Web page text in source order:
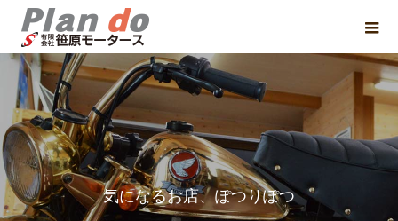
気になるお店、ぽつりぽつりと紹